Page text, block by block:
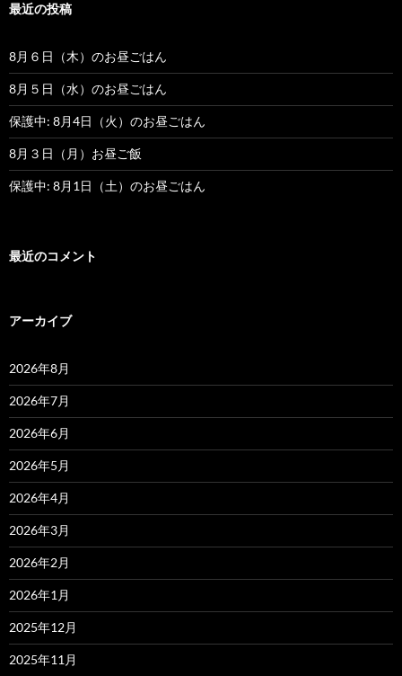
ン
最近の投稿
8月６日（木）のお昼ごはん
8月５日（水）のお昼ごはん
保護中: 8月4日（火）のお昼ごはん
8月３日（月）お昼ご飯
保護中: 8月1日（土）のお昼ごはん
最近のコメント
アーカイブ
2026年8月
2026年7月
2026年6月
2026年5月
2026年4月
2026年3月
2026年2月
2026年1月
2025年12月
2025年11月